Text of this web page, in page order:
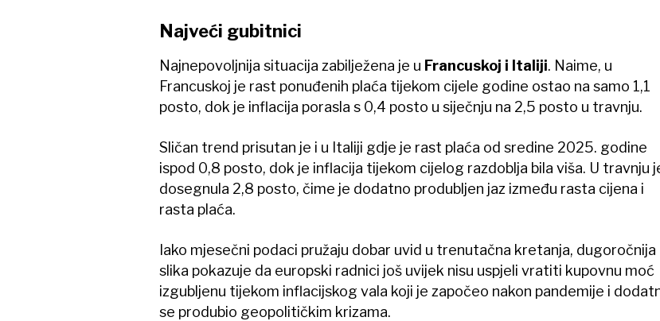
Najveći gubitnici
Najnepovoljnija situacija zabilježena je u Francuskoj i Italiji. Naime, u
Francuskoj je rast ponuđenih plaća tijekom cijele godine ostao na samo 1,1
posto, dok je inflacija porasla s 0,4 posto u siječnju na 2,5 posto u travnju.
Sličan trend prisutan je i u Italiji gdje je rast plaća od sredine 2025. godine
ispod 0,8 posto, dok je inflacija tijekom cijelog razdoblja bila viša. U travnju
dosegnula 2,8 posto, čime je dodatno produbljen jaz između rasta cijena i
rasta plaća.
Iako mjesečni podaci pružaju dobar uvid u trenutačna kretanja, dugoročnija
slika pokazuje da europski radnici još uvijek nisu uspjeli vratiti kupovnu moć
izgubljenu tijekom inflacijskog vala koji je započeo nakon pandemije i
se produbio geopolitičkim krizama.